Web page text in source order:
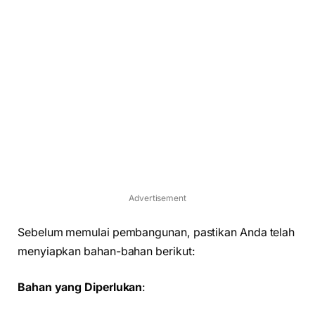
Advertisement
Sebelum memulai pembangunan, pastikan Anda telah
menyiapkan bahan-bahan berikut:
Bahan yang Diperlukan: